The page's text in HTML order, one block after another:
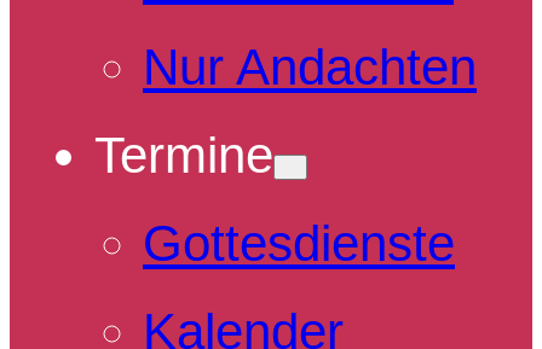
Nur Andachten
Termine
Gottesdienste
Kalender